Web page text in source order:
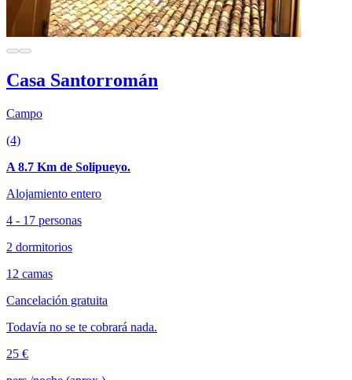
Casa Santorromán
Campo
(4)
A 8.7 Km de Solipueyo.
Alojamiento entero
4 - 17 personas
2 dormitorios
12 camas
Cancelación gratuita
Todavía no se te cobrará nada.
25 €